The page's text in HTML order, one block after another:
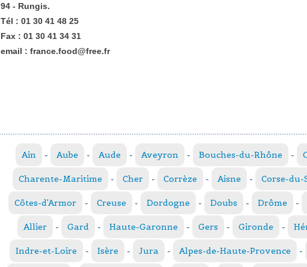
94 - Rungis.
Tél : 01 30 41 48 25
Fax : 01 30 41 34 31
email : france.food@free.fr
Ain - Aube - Aude - Aveyron - Bouches-du-Rhône -
Charente-Maritime - Cher - Corrèze - Aisne - Corse-du-
Côtes-d'Armor - Creuse - Dordogne - Doubs - Drôme -
Allier - Gard - Haute-Garonne - Gers - Gironde -
Indre-et-Loire - Isère - Jura - Alpes-de-Haute-Provence -